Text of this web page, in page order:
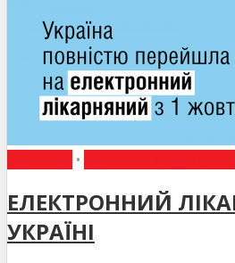
•
ЕЛЕКТРОННИЙ
УКРАЇНІ